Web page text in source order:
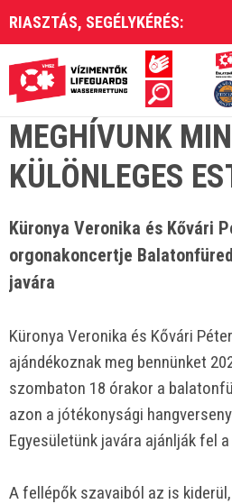
RIASZTÁS, SEGÉLYKÉRÉS:
MEGHÍVUNK
KÜLÖNLEGES
Küronya Veronika és Kővári
orgonakoncertje
javára
Küronya Veronika és Kővári
ajándékoznak meg bennünket
szombaton 18 órakor a
azon a jótékonysági
Egyesületünk javára ajánlják fel
A fellépők szavaiból az is